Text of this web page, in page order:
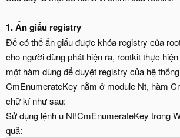
1. Ẩn giấu registry
Để có thể ẩn giấu được khóa registry của
cho người dùng phát hiện ra, rootkit thực
một hàm dùng để duyệt registry của hệ
CmEnumerateKey nằm ở module Nt, hàm
chữ kí như sau:
Sử dụng lệnh u Nt!CmEnumerateKey trong
quả: